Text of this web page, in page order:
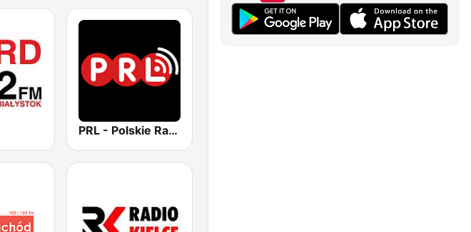
PRL - Polskie Radio Londyn